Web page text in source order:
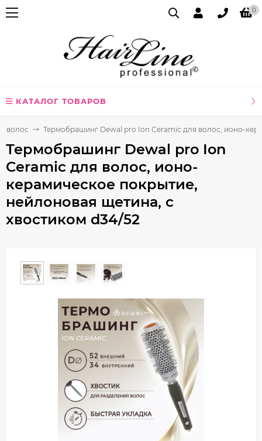
0
КАТАЛОГ ТОВАРОВ
волос Термобрашинг Dewal pro Ion Ceramic для волос, ионо-
Термобрашинг Dewal pro Ion
Ceramic для волос, ионо-
керамическое покрытие,
нейлоновая щетина, с
хвостиком d34/52